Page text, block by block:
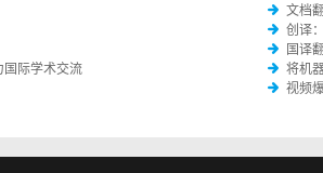
国际学术交流
文档
创译
国译
将机
视频